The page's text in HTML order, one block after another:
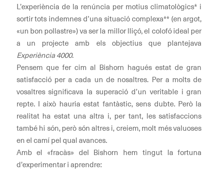
L’experiència de la renúncia per motius climatològics* i
sortir tots indemnes d’una situació complexa** (en argot,
«un bon pollastre») va ser la millor lliçó, el colofó ​​ideal per
a un projecte amb els objectius que plantejava
Experiència 4000.
Pensem que fer cim al Bishorn hagués estat de gran
satisfacció per a cada un de nosaltres. Per a molts de
vosaltres significava la superació d’un veritable i gran
repte. I això hauria estat fantàstic, sens dubte. Però la
realitat ha estat una altra i, per tant, les satisfaccions
també hi són, però són altres i, creiem, molt més valuoses
en el camí pel qual avances.
Amb el «fracàs» del Bishorn hem tingut la fortuna
d’experimentar i aprendre: